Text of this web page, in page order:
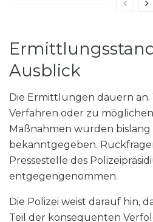
Ausblick
Die Ermittlungen dauern an.
Verfahren oder zu
Maßnahmen wurden bislang
bekanntgegeben.
Pressestelle des
entgegengenommen.
Die Polizei weist darauf hin,
Teil der konsequenten